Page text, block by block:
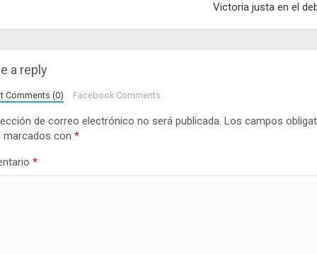
Victoria justa en el
a reply
Comments (0) Facebook Comments
de correo electrónico no será publicada. Los campos
marcados con *
*